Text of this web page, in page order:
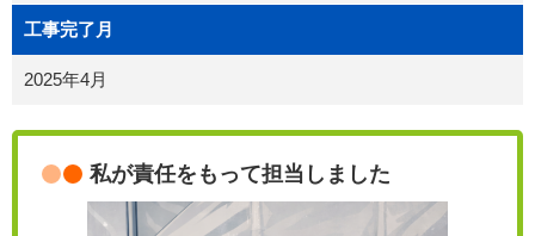
工事完了月
2025年4月
私が責任をもって担当しました